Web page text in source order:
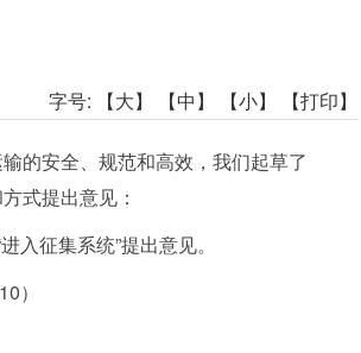
字号: 【大】 【中】 【小】 【打印】
的安全、规范和高效，我们起草了
式提出意见：
征集系统”提出意见。
）